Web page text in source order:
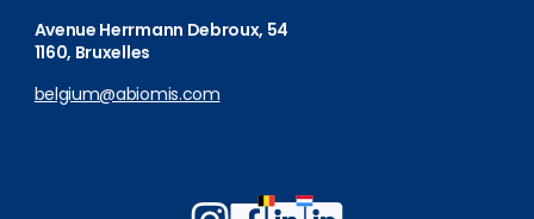
Avenue Herrmann Debroux, 54
1160, Bruxelles
belgium@abiomis.com